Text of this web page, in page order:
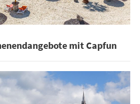
mit Capfun